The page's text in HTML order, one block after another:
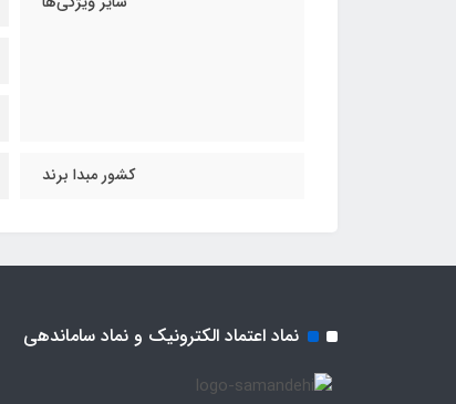
کشور مبدا برند
نماد اعتماد الکترونیک و نماد ساماندهی